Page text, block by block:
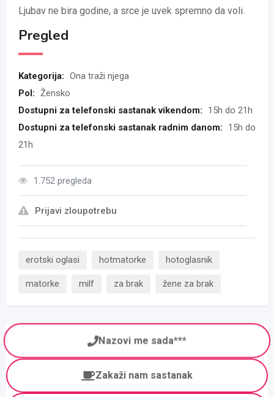
Ljubav ne bira godine, a srce je uvek spremno da voli.
Pregled
Kategorija: Ona traži njega
Pol: Žensko
Dostupni za telefonski sastanak vikendom:
15h do 21h
Dostupni za telefonski sastanak radnim danom:
15h do
21h
1.752 pregleda
Prijavi zloupotrebu
erotski oglasi hotmatorke hotoglasnik
matorke milf za brak žene za brak
Nazovi me sada***
Zakaži nam sastanak